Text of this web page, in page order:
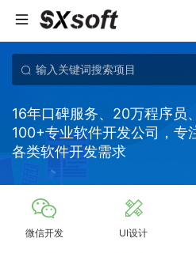
16年口碑服务、20万程序员、
100+专业软件开发公司，专
各类软件开发需求
微信开发 UI设计